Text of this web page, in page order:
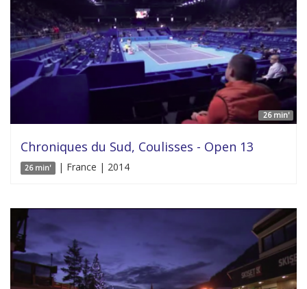
26 min'
Chroniques du Sud, Coulisses - Open 13
26 min' | France | 2014